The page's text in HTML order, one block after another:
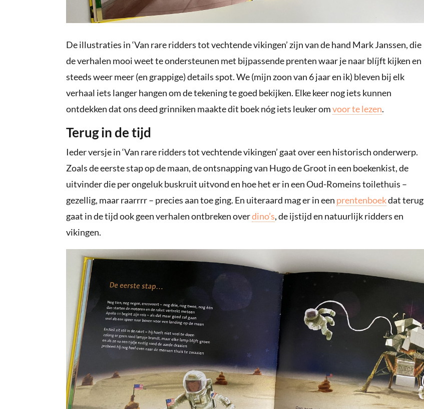
De illustraties in ‘Van rare ridders tot vechtende vikingen’ zijn van de hand Mark Janssen, die
de verhalen mooi weet te ondersteunen met bijpassende prenten waar je naar blíjft kijken en
steeds weer meer (en grappige) details spot. We (mijn zoon van 6 jaar en ik) bleven bij elk
verhaal iets langer hangen om de tekening te goed bekijken. Elke keer nog iets kunnen
ontdekken dat ons deed grinniken maakte dit boek nóg iets leuker omvoor te lezen.
Terug in de tijd
Ieder versje in ‘Van rare ridders tot vechtende vikingen’ gaat over een historisch onderwerp.
Zoals de eerste stap op de maan, de ontsnapping van Hugo de Groot in een boekenkist, de
uitvinder die per ongeluk buskruit uitvond en hoe het er in een Oud-Romeins toilethuis –
gezellig, maar raarrrr – precies aan toe ging. En uiteraard mag er in een prentenboekdat terug
gaat in de tijd ook geen verhalen ontbreken overdino’s, de ijstijd en natuurlijk ridders en
vikingen.